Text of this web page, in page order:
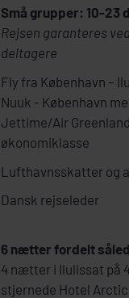
Små grupper: 10-23
Rejsen garanteres
deltagere
Fly fra København –
Nuuk - København
Jettime/Air
økonomiklasse
Lufthavnsskatter og
Dansk rejseleder
6 nætter fordelt
4 nætter i Ilulissat på
stjernede Hotel Arctic